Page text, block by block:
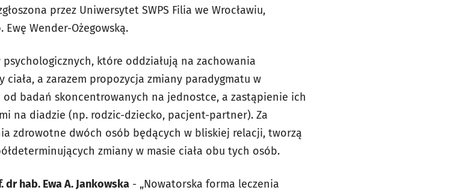
przez Uniwersytet SWPS Filia we Wrocławiu,
Wender-Ożegowską.
które oddziałują na zachowania
ciała, a zarazem propozycja zmiany paradygmatu w
badań skoncentrowanych na jednostce, a zastąpienie ich
na diadzie (np. rodzic-dziecko, pacjent-partner). Za
zdrowotne dwóch osób będących w bliskiej relacji, tworzą
zmiany w masie ciała obu tych osób.
dr hab. Ewa A. Jankowska - „Nowatorska forma leczenia